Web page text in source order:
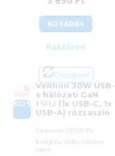
KOSÁRBA
Raktáron
Összevet
KOSÁRBA
Vention 30W USB-
s hálózati GaN
töltő (1x USB-C, 1x
USB-A) rózsaszín
Cikkszám: FEQP0-EU
Kategória: USB-s töltők és
tápok